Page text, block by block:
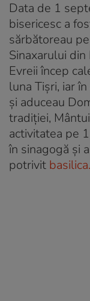
Data de 1
bisericesc a
sărbătoreau
Sinaxarului
Evreii încep
luna Tișri, iar
și aduceau
tradiției,
activitatea pe
în sinagogă și
potrivit